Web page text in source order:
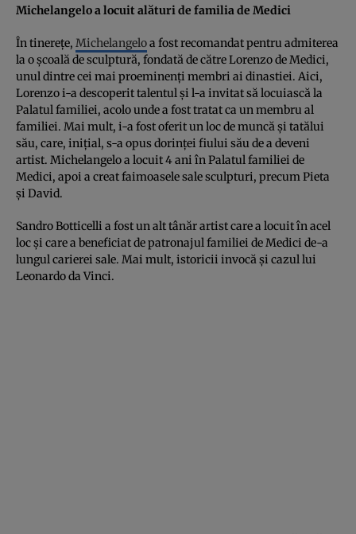
Michelangelo a locuit alături de familia de Medici
În tinereţe, Michelangeloa fost recomandat pentru admiterea
la o şcoală de sculptură, fondată de către Lorenzo de Medici,
unul dintre cei mai proeminenţi membri ai dinastiei. Aici,
Lorenzo i-a descoperit talentul şi l-a invitat să locuiască la
Palatul familiei, acolo unde a fost tratat ca un membru al
familiei. Mai mult, i-a fost oferit un loc de muncă şi tatălui
său, care, iniţial, s-a opus dorinţei fiului său de a deveni
artist. Michelangelo a locuit 4 ani în Palatul familiei de
Medici, apoi a creat faimoasele sale sculpturi, precum Pieta
şi David.
Sandro Botticelli a fost un alt tânăr artist care a locuit în acel
loc şi care a beneficiat de patronajul familiei de Medici de-a
lungul carierei sale. Mai mult, istoricii invocă şi cazul lui
Leonardo da Vinci.